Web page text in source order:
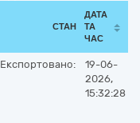
СТАН
ДАТА
ТА
ЧАС
Експортовано:
19-06-
2026,
15:32:28